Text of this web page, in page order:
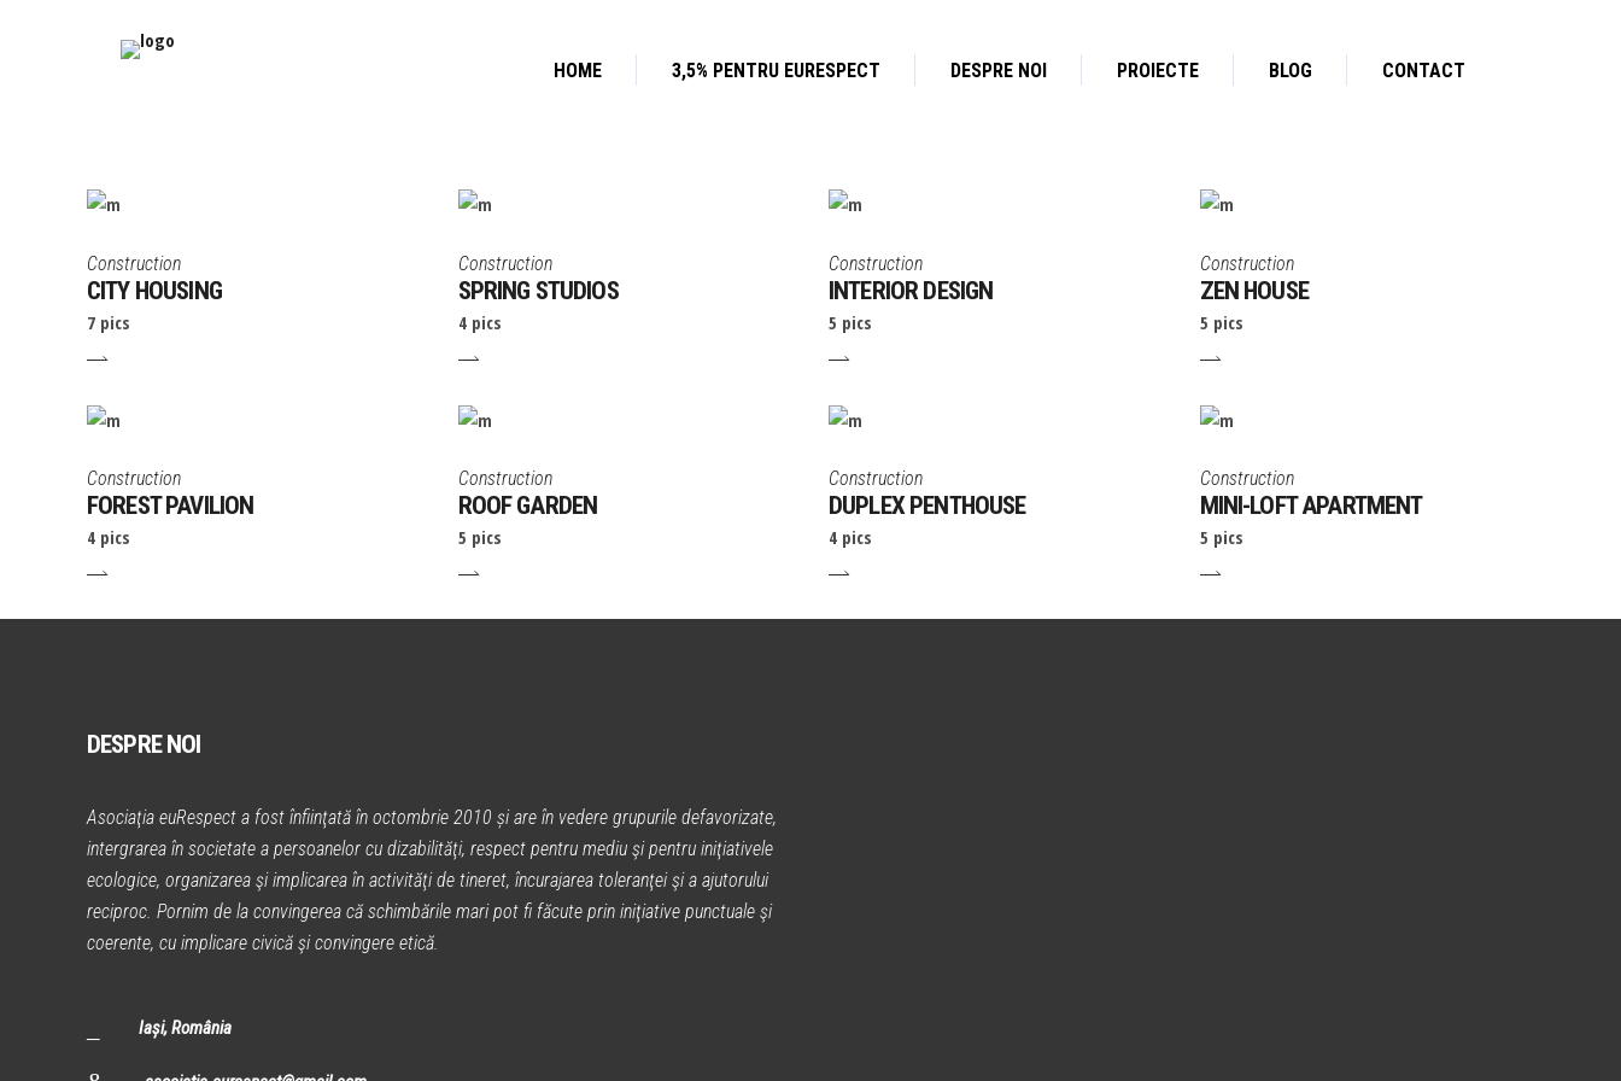
HOME 3,5% PENTRU EURESPECT DESPRE NOI PROIECTE BLOG CONTACT
Construction
CITY HOUSING
7 pics
Construction
SPRING STUDIOS
4 pics
Construction
INTERIOR DESIGN
5 pics
Construction
ZEN HOUSE
5 pics
Construction
FOREST PAVILION
4 pics
Construction
ROOF GARDEN
5 pics
Construction
DUPLEX PENTHOUSE
4 pics
Construction
MINI-LOFT APARTMENT
5 pics
DESPRE NOI
Asociaţia euRespect a fost înfiinţată în octombrie 2010 și are în vedere grupurile defavorizate,
intergrarea în societate a persoanelor cu dizabilităţi, respect pentru mediu şi pentru iniţiativele
ecologice, organizarea şi implicarea în activităţi de tineret, încurajarea toleranţei şi a ajutorului
reciproc. Pornim de la convingerea că schimbările mari pot fi făcute prin iniţiative punctuale şi
coerente, cu implicare civică şi convingere etică.
Iași, România